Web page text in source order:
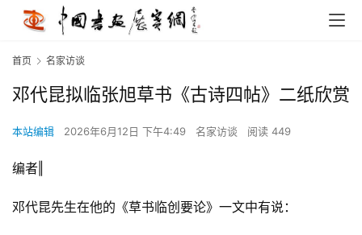
首页 名家访谈
邓代昆拟临张旭草书《古诗四帖》二纸欣赏
本站编辑 2026年6月12日 下午4:49 名家访谈 阅读 449
编者‖
邓代昆先生在他的《草书临创要论》一文中有说：